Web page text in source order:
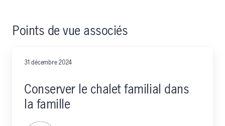
Points de vue associés
31 décembre 2024
Conserver le chalet familial dans
la famille